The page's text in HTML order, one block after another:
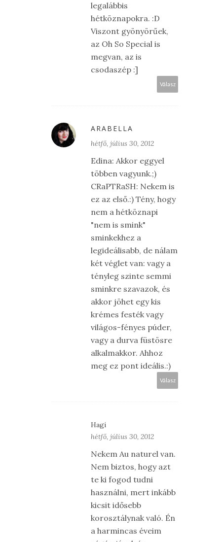
legalábbis
hétköznapokra. :D
Viszont gyönyörűek,
az Oh So Special is
megvan, az is
csodaszép :]
Válasz
ARABELLA
hétfő, július 30, 2012
Edina: Akkor eggyel
többen vagyunk.;)
CRaPTRaSH: Nekem is
ez az első.:) Tény, hogy
nem a hétköznapi
"nem is smink"
sminkekhez a
legideálisabb, de nálam
két véglet van: vagy a
tényleg szinte semmi
sminkre szavazok, és
akkor jöhet egy kis
krémes festék vagy
világos-fényes púder,
vagy a durva füstösre
alkalmakkor. Ahhoz
meg ez pont ideális.:)
Válasz
Hagi
hétfő, július 30, 2012
Nekem Au naturel van.
Nem biztos, hogy azt
te ki fogod tudni
használni, mert inkább
kicsit idősebb
korosztálynak való. Én
a harmincas éveim